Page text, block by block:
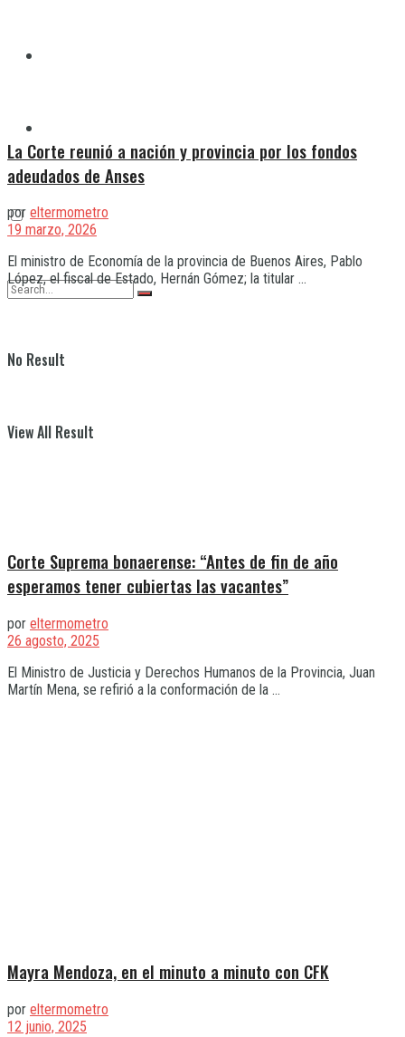
No Result
View All Result
La Corte reunió a nación y provincia por los fondos
adeudados de Anses
por eltermometro
19 marzo, 2026
El ministro de Economía de la provincia de Buenos Aires, Pablo
López, el fiscal de Estado, Hernán Gómez; la titular ...
Corte Suprema bonaerense: “Antes de fin de año
esperamos tener cubiertas las vacantes”
por eltermometro
26 agosto, 2025
El Ministro de Justicia y Derechos Humanos de la Provincia, Juan
Martín Mena, se refirió a la conformación de la ...
Mayra Mendoza, en el minuto a minuto con CFK
por eltermometro
12 junio, 2025